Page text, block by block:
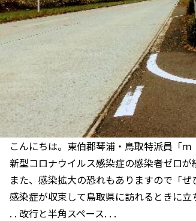
こんにちは。東伯郡琴浦・鳥取特派員「ｍ
新型コロナウイルス感染症の感染者ゼロが
また、感染拡大の恐れもありますので「
感染症が収束して鳥取県に訪れるときに立
. . 改行と半角スペース. . .